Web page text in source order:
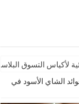
لأكياس التسوق
الشاي الأسود في